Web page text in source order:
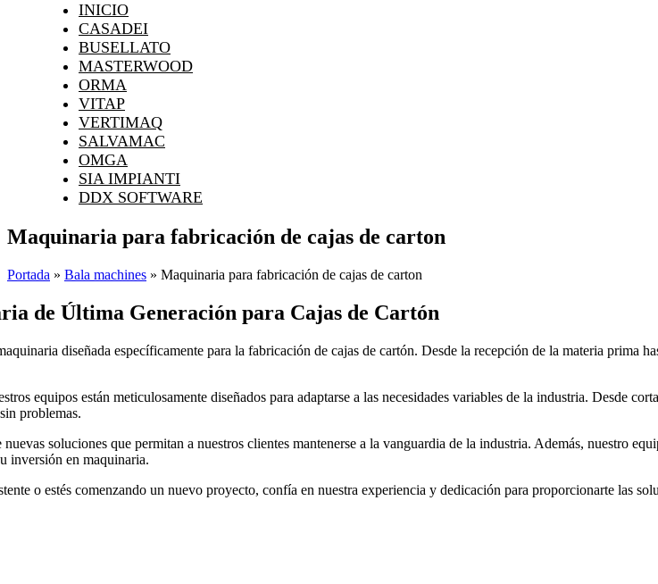
INICIO
CASADEI
BUSELLATO
MASTERWOOD
ORMA
VITAP
VERTIMAQ
SALVAMAC
OMGA
SIA IMPIANTI
DDX SOFTWARE
Maquinaria para fabricación de cajas de carton
Portada » Bala machines » Maquinaria para fabricación de cajas de carton
de Última Generación para Cajas de Cartón
diseñada específicamente para la fabricación de cajas de cartón. Desde la recepción de la materia prima
equipos están meticulosamente diseñados para adaptarse a las necesidades variables de la industria. Desde
problemas.
soluciones que permitan a nuestros clientes mantenerse a la vanguardia de la industria. Además, nuestro
inversión en maquinaria.
o estés comenzando un nuevo proyecto, confía en nuestra experiencia y dedicación para proporcionarte las